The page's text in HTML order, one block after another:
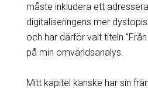
måste inkludera ett
digitaliseringens mer
och har därför valt titeln
på min omvärldsanalys.
Mitt kapitel kanske har sin